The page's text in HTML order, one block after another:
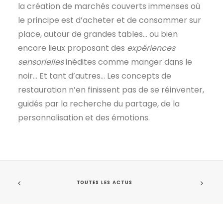
la création de marchés couverts immenses où
le principe est d’acheter et de consommer sur
place, autour de grandes tables… ou bien
encore lieux proposant des expériences
sensoriellesinédites comme manger dans le
noir… Et tant d’autres… Les concepts de
restauration n’en finissent pas de se réinventer,
guidés par la recherche du partage, de la
personnalisation et des émotions.
TOUTES LES ACTUS